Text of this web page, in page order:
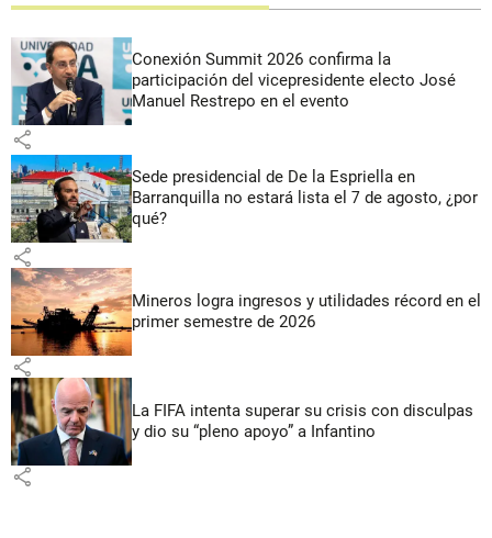
Conexión Summit 2026 confirma la
participación del vicepresidente electo José
Manuel Restrepo en el evento
share
Sede presidencial de De la Espriella en
Barranquilla no estará lista el 7 de agosto, ¿por
qué?
share
Mineros logra ingresos y utilidades récord en el
primer semestre de 2026
share
La FIFA intenta superar su crisis con disculpas
y dio su “pleno apoyo” a Infantino
share